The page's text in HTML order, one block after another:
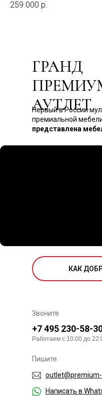
259 000 р.
ГРАНД
АУТЛЕТ
Первый в России
премиальной
представлена
КАК
Написать в
+7 495 230-58-
Работаем с 10:00 до
Звоните
Пишите